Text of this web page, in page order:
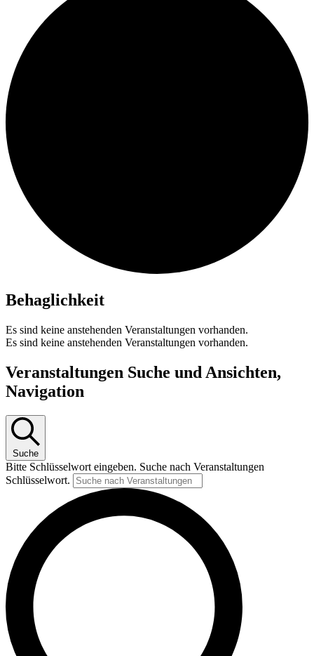
Behaglichkeit
Es sind keine anstehenden Veranstaltungen vorhanden.
Es sind keine anstehenden Veranstaltungen vorhanden.
Veranstaltungen Suche und Ansichten,
Navigation
Suche
Bitte Schlüsselwort eingeben. Suche nach Veranstaltungen
Schlüsselwort.